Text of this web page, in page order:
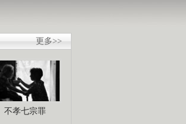
更多>>
不孝七宗罪